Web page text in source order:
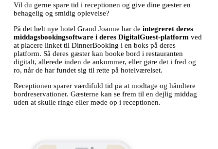
Vil du gerne spare tid i receptionen og give dine gæster en
behagelig og smidig oplevelse?
På det helt nye hotel Grand Joanne har de integreret deres
middagsbookingsoftware i deres DigitalGuest-platform ved
at placere linket til DinnerBooking i en boks på deres
platform. Så deres gæster kan booke bord i restauranten
digitalt, allerede inden de ankommer, eller gøre det i fred og
ro, når de har fundet sig til rette på hotelværelset.
Receptionen sparer værdifuld tid på at modtage og håndtere
bordreservationer. Gæsterne kan se frem til en dejlig middag
uden at skulle ringe eller møde op i receptionen.